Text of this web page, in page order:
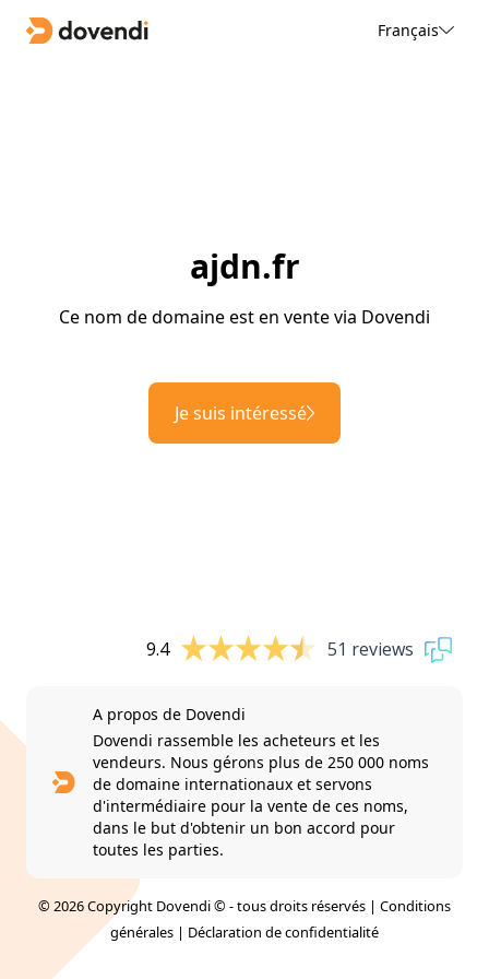
Français
ajdn.fr
Ce nom de domaine est en vente via Dovendi
Je suis intéressé
9.4 51 reviews
A propos de Dovendi
Dovendi rassemble les acheteurs et les
vendeurs. Nous gérons plus de 250 000 noms
de domaine internationaux et servons
d'intermédiaire pour la vente de ces noms,
dans le but d'obtenir un bon accord pour
toutes les parties.
© 2026 Copyright Dovendi © - tous droits réservés | Conditions
générales | Déclaration de confidentialité